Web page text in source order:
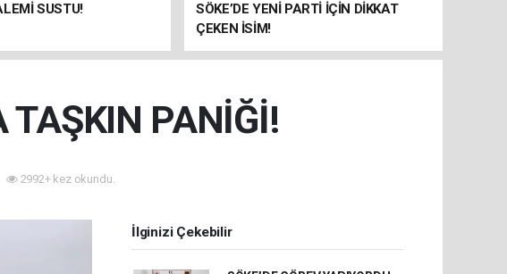
SUSTU!
SÖKE’DE YENİ PARTİ İÇİN DİKKAT
ÇEKEN İSİM!
TAŞKIN PANİĞİ!
2992+ kez okundu.
İlginizi Çekebilir